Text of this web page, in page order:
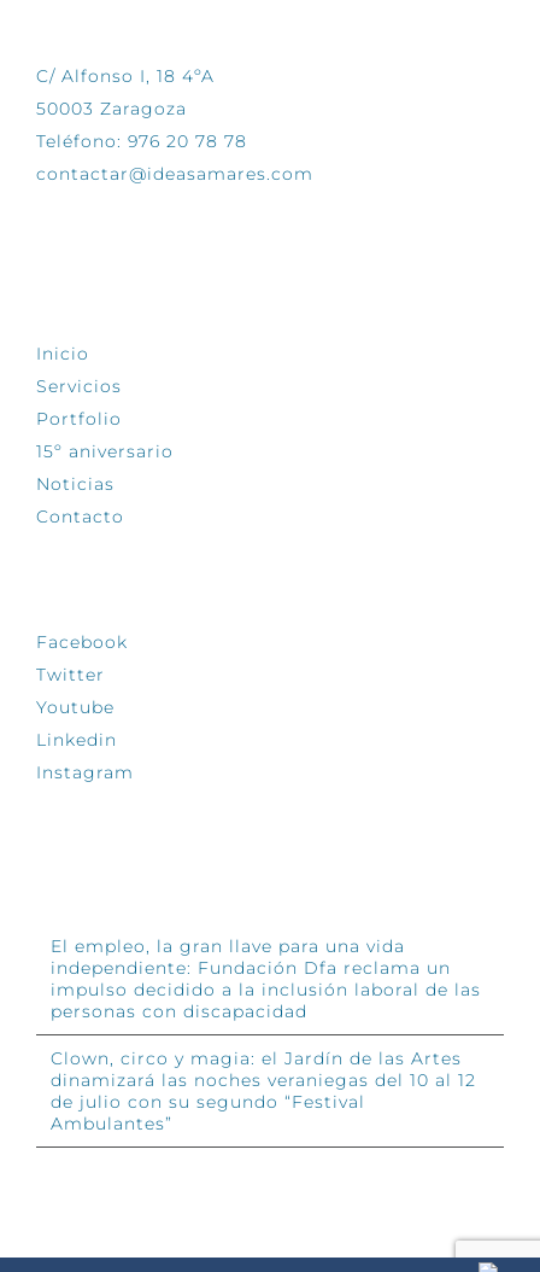
C/ Alfonso I, 18 4ºA
50003 Zaragoza
Teléfono: 976 20 78 78
contactar@ideasamares.com
Inicio
Servicios
Portfolio
15º aniversario
Noticias
Contacto
Facebook
Twitter
Youtube
Linkedin
Instagram
El empleo, la gran llave para una vida
independiente: Fundación Dfa reclama un
impulso decidido a la inclusión laboral de las
personas con discapacidad
Clown, circo y magia: el Jardín de las Artes
dinamizará las noches veraniegas del 10 al 12
de julio con su segundo “Festival
Ambulantes”